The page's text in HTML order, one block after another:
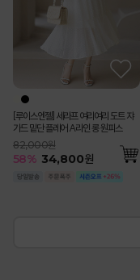
[루이스엔젤] 블러스 사각사각 쟈가드
꽃잎 소매 페플럼 자켓 블라우스
99,000원
48,800원
[루이스엔젤] 세라프 여리여리 도트 쟈
가드 밑단 플레어 A라인 롱 원피스
82,000원
34,800원
[루이스엔젤] 블러스 사각사각 쟈가드
꽃잎 소매 페플럼 자켓 블라우스
99,000원
48,800원
(55-77) [루이스엔젤] 완벽핏 사각사각
썸머 쿨 비조버튼 세미 부츠컷 슬랙스 악
마팬츠vol.127
49,000
[Theonme] 하트 자수 스트라이프 프
릴 캡소매 니트
65,000원
30,300원
펀칭 스트라이프 백밴딩 쿨 썸머 면 맞주
름 플리츠 A라인 롱 스커트
119,000원
58,400원
[루이스엔젤] 세라프 여리여리 도트 쟈
가드 밑단 플레어 A라인 롱 원피스
82,000원
58% 34,800원